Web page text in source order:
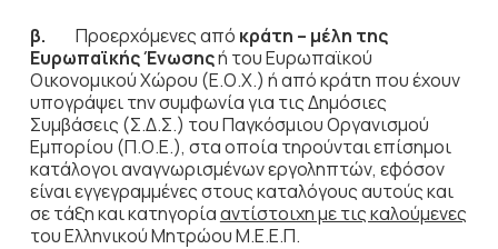
β. Προερχόμενες από κράτη – μέλη της
Ευρωπαϊκής Ένωσηςή του Ευρωπαϊκού
Οικονομικού Χώρου (Ε.Ο.Χ.) ή από κράτη που έχουν
υπογράψει την συμφωνία για τις Δημόσιες
Συμβάσεις (Σ.Δ.Σ.) του Παγκόσμιου Οργανισμού
Εμπορίου (Π.Ο.Ε.), στα οποία τηρούνται επίσημοι
κατάλογοι αναγνωρισμένων εργοληπτών, εφόσον
είναι εγγεγραμμένες στους καταλόγους αυτούς και
σε τάξη και κατηγορίααντίστοιχη με τις καλούμενες
του Ελληνικού Μητρώου Μ.Ε.Ε.Π.